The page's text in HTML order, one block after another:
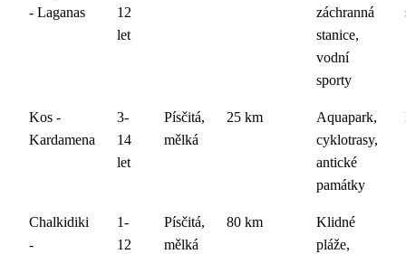
- Laganas
12
let
záchranná
stanice,
vodní
sporty
Kos -
Kardamena
3-
14
let
Písčitá,
mělká
25 km
Aquapark,
cyklotrasy,
antické
památky
Chalkidiki
-
1-
12
Písčitá,
mělká
80 km
Klidné
pláže,